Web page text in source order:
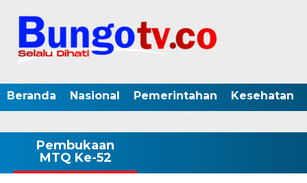
Beranda Nasional Pemerintahan Kesehatan
Pembukaan
MTQ Ke-52